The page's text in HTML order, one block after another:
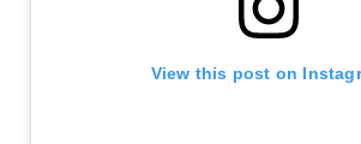
View this post on